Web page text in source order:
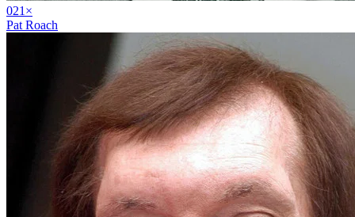
021 ×
Pat Roach